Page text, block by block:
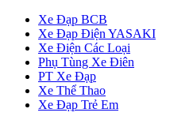
Xe Đạp BCB
Xe Đạp Điện YASAKI
Xe Điện Các Loại
Phụ Tùng Xe Điên
PT Xe Đạp
Xe Thể Thao
Xe Đạp Trẻ Em